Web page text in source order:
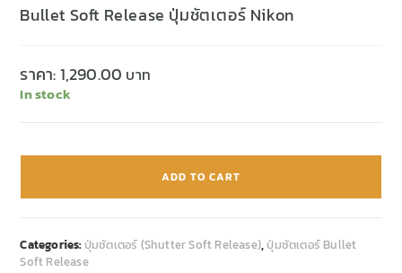
Bullet Soft Release ปุ่มชัตเตอร์ Nikon
ราคา:1,290.00
In stock
ADD TO CART
Categories: ปุ่มชัตเตอร์ (Shutter Soft Release), ปุ่มชัตเตอร์ Bullet
Soft Release